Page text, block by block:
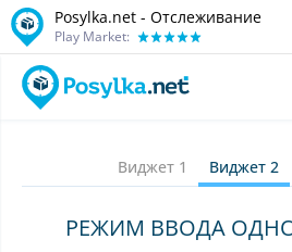
Posylka.net - Отслеживание
Play Market:
Виджет 1 Виджет 2
РЕЖИМ ВВОДА